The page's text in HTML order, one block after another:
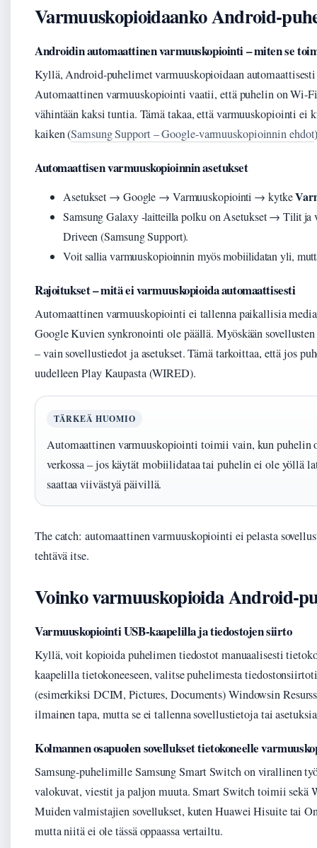
Varmuuskopioidaanko Android-
Androidin automaattinen varmuuskopiointi – miten se
Kyllä, Android-puhelimet varmuuskopioidaan
Automaattinen varmuuskopiointi vaatii, että puhelin on Wi-
vähintään kaksi tuntia. Tämä takaa, että varmuuskopiointi ei
kaiken (Samsung Support – Google-varmuuskopioinnin ehdot
Automaattisen varmuuskopioinnin asetukset
Asetukset → Google → Varmuuskopiointi → kytke
Samsung Galaxy -laitteilla polku on Asetukset → Tilit
Driveen (Samsung Support).
Voit sallia varmuuskopioinnin myös mobiilidatan yli,
Rajoitukset – mitä ei varmuuskopioida automaattisesti
Automaattinen varmuuskopiointi ei tallenna paikallisia
Google Kuvien synkronointi ole päällä. Myöskään
– vain sovellustiedot ja asetukset. Tämä tarkoittaa, että jos
uudelleen Play Kaupasta (WIRED).
TÄRKEÄ HUOMIO
Automaattinen varmuuskopiointi toimii vain, kun puhelin
verkossa – jos käytät mobiilidataa tai puhelin ei ole yöllä
saattaa viivästyä päivillä.
The catch: automaattinen varmuuskopiointi ei pelasta
tehtävä itse.
Voinko varmuuskopioida Android-
Varmuuskopiointi USB-kaapelilla ja tiedostojen siirto
Kyllä, voit kopioida puhelimen tiedostot manuaalisesti
kaapelilla tietokoneeseen, valitse puhelimesta
(esimerkiksi DCIM, Pictures, Documents) Windowsin
ilmainen tapa, mutta se ei tallenna sovellustietoja tai
Kolmannen osapuolen sovellukset tietokoneelle
Samsung-puhelimille Samsung Smart Switch on virallinen
valokuvat, viestit ja paljon muuta. Smart Switch toimii sekä
Muiden valmistajien sovellukset, kuten Huawei Hisuite tai
mutta niitä ei ole tässä oppaassa vertailtu.